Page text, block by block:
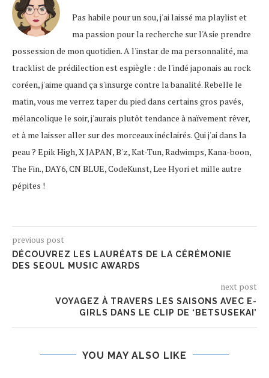
Pas habile pour un sou, j'ai laissé ma playlist et
ma passion pour la recherche sur l'Asie prendre
possession de mon quotidien. A l'instar de ma personnalité, ma
tracklist de prédilection est espiègle : de l'indé japonais au rock
coréen, j'aime quand ça s'insurge contre la banalité. Rebelle le
matin, vous me verrez taper du pied dans certains gros pavés,
mélancolique le soir, j'aurais plutôt tendance à naïvement rêver,
et à me laisser aller sur des morceaux inéclairés. Qui j'ai dans la
peau ? Epik High, X JAPAN, B'z, Kat-Tun, Radwimps, Kana-boon,
The Fin., DAY6, CN BLUE, CodeKunst, Lee Hyori et mille autre
pépites !
previous post
DÉCOUVREZ LES LAURÉATS DE LA CÉRÉMONIE
DES SEOUL MUSIC AWARDS
next post
VOYAGEZ À TRAVERS LES SAISONS AVEC E-
GIRLS DANS LE CLIP DE ‘BETSUSEKAI’
YOU MAY ALSO LIKE